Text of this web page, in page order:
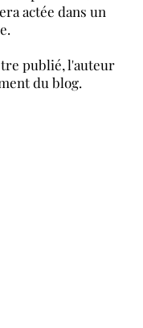
actée dans un
publié, l'auteur
du blog.